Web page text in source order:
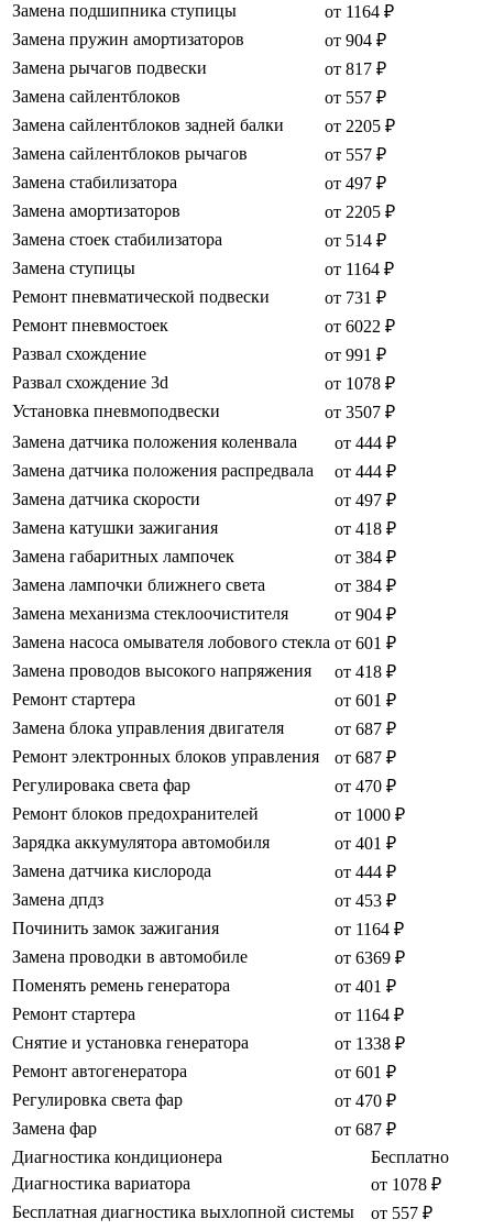
Замена подшипника ступицы
от 1164 ₽
Замена пружин амортизаторов
от 904 ₽
Замена рычагов подвески
от 817 ₽
Замена сайлентблоков
от 557 ₽
Замена сайлентблоков задней балки
от 2205 ₽
Замена сайлентблоков рычагов
от 557 ₽
Замена стабилизатора
от 497 ₽
Замена амортизаторов
от 2205 ₽
Замена стоек стабилизатора
от 514 ₽
Замена ступицы
от 1164 ₽
Ремонт пневматической подвески
от 731 ₽
Ремонт пневмостоек
от 6022 ₽
Развал схождение
от 991 ₽
Развал схождение 3d
от 1078 ₽
Установка пневмоподвески
от 3507 ₽
Замена датчика положения коленвала
от 444 ₽
Замена датчика положения распредвала
от 444 ₽
Замена датчика скорости
от 497 ₽
Замена катушки зажигания
от 418 ₽
Замена габаритных лампочек
от 384 ₽
Замена лампочки ближнего света
от 384 ₽
Замена механизма стеклоочистителя
от 904 ₽
Замена насоса омывателя лобового стекла от 601 ₽
Замена проводов высокого напряжения
от 418 ₽
Ремонт стартера
от 601 ₽
Замена блока управления двигателя
от 687 ₽
Ремонт электронных блоков управления
от 687 ₽
Регулировака света фар
от 470 ₽
Ремонт блоков предохранителей
от 1000 ₽
Зарядка аккумулятора автомобиля
от 401 ₽
Замена датчика кислорода
от 444 ₽
Замена дпдз
от 453 ₽
Починить замок зажигания
от 1164 ₽
Замена проводки в автомобиле
от 6369 ₽
Поменять ремень генератора
от 401 ₽
Ремонт стартера
от 1164 ₽
Снятие и установка генератора
от 1338 ₽
Ремонт автогенератора
от 601 ₽
Регулировка света фар
от 470 ₽
Замена фар
от 687 ₽
Диагностика кондиционера
Бесплатно
Диагностика вариатора
от 1078 ₽
Бесплатная диагностика выхлопной системы
от 557 ₽